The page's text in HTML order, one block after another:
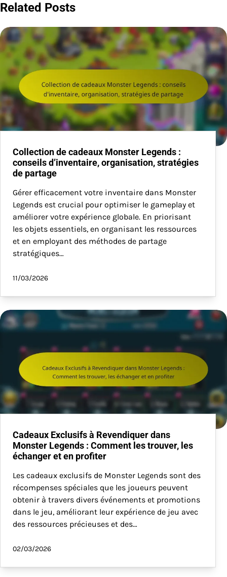
Related Posts
Collection de cadeaux Monster Legends :
conseils d’inventaire, organisation, stratégies
de partage
Gérer efficacement votre inventaire dans Monster
Legends est crucial pour optimiser le gameplay et
améliorer votre expérience globale. En priorisant
les objets essentiels, en organisant les ressources
et en employant des méthodes de partage
stratégiques…
11/03/2026
Cadeaux Exclusifs à Revendiquer dans
Monster Legends : Comment les trouver, les
échanger et en profiter
Les cadeaux exclusifs de Monster Legends sont des
récompenses spéciales que les joueurs peuvent
obtenir à travers divers événements et promotions
dans le jeu, améliorant leur expérience de jeu avec
des ressources précieuses et des…
02/03/2026